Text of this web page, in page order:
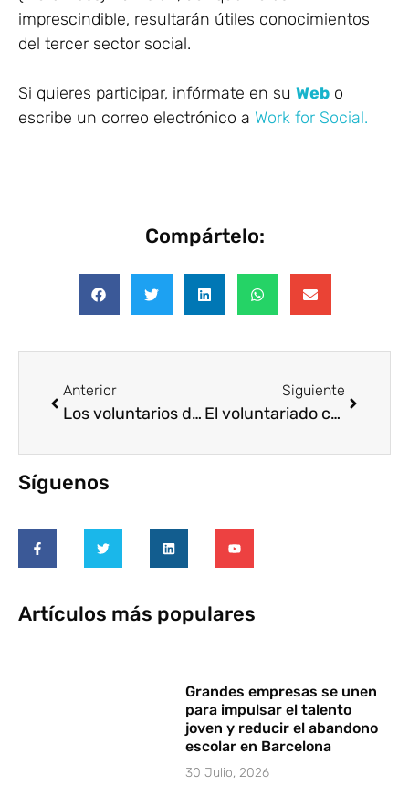
imprescindible, resultarán útiles conocimientos
del tercer sector social.
Si quieres participar, infórmate en su Web o
escribe un correo electrónico a Work for Social.
Compártelo:
Anterior
Los voluntarios de AXA, protagonistas de la CR Week
Siguiente
El voluntariado corporativo puede convertir 1 euro en 11 de valor social
Síguenos
Artículos más populares
Grandes empresas se unen
para impulsar el talento
joven y reducir el abandono
escolar en Barcelona
30 Julio, 2026